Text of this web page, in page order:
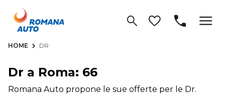
HOME DR
Dr a Roma: 66
Romana Auto propone le sue offerte per le Dr.